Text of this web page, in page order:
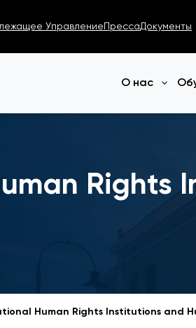
Управление ПрессаДокументы
О нас
Rights